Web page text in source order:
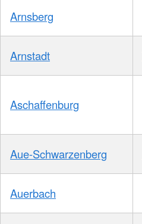
Arnsberg
Arnstadt
Aschaffenburg
Aue-Schwarzenberg
Auerbach